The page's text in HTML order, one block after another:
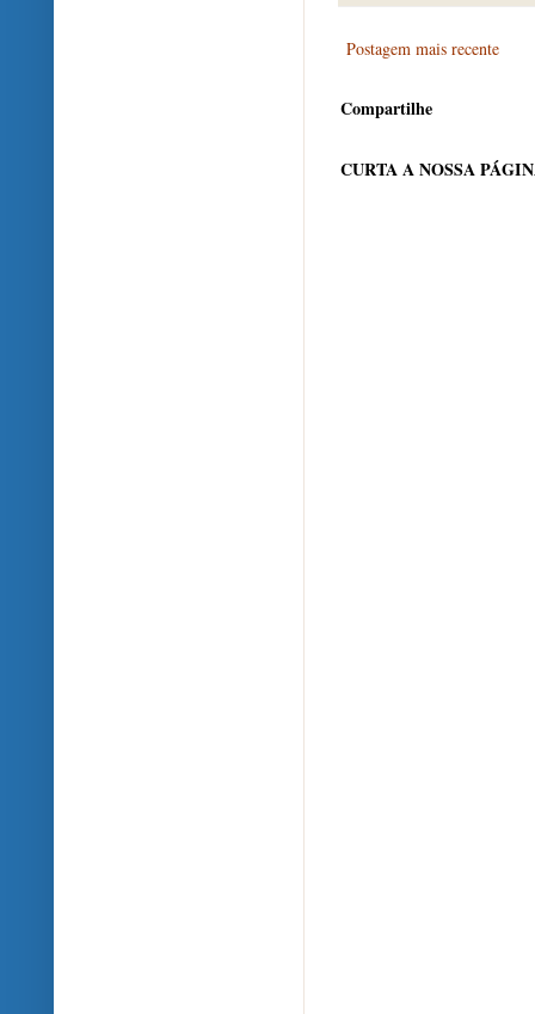
Postagem mais recente
Compartilhe
CURTA A NOSSA